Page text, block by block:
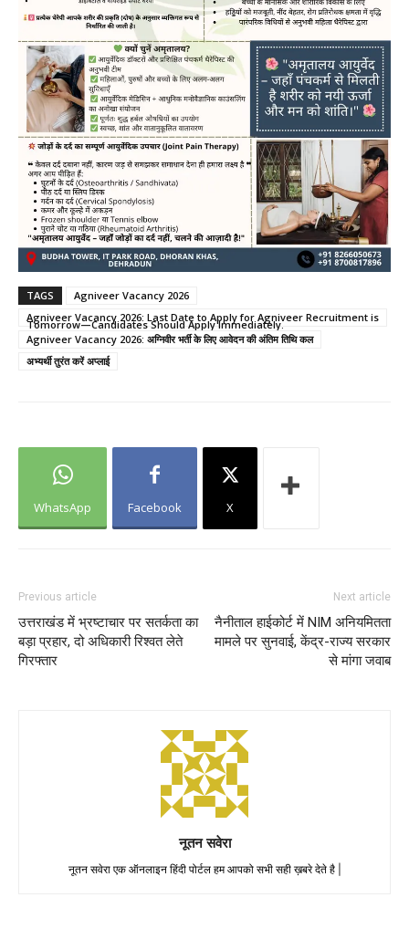
TAGS
Agniveer Vacancy 2026
Agniveer Vacancy 2026: Last Date to Apply for Agniveer Recruitment is
Tomorrow—Candidates Should Apply Immediately.
Agniveer Vacancy 2026: अग्निवीर भर्ती के लिए आवेदन की अंतिम तिथि कल
अभ्यर्थी तुरंत करें अप्लाई
WhatsApp Facebook X
Previous article
उत्तराखंड में भ्रष्टाचार पर सतर्कता का
बड़ा प्रहार, दो अधिकारी रिश्वत लेते
गिरफ्तार
Next article
नैनीताल हाईकोर्ट में NIM अनियमितता
मामले पर सुनवाई, केंद्र-राज्य सरकार
से मांगा जवाब
नूतन सवेरा
नूतन सवेरा एक ऑनलाइन हिंदी पोर्टल हम आपको सभी सही ख़बरे देते है |